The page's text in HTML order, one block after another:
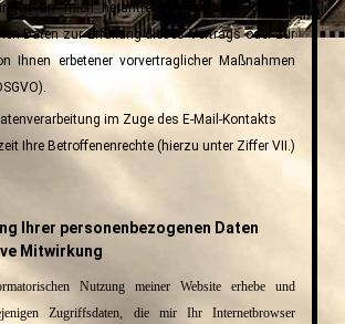
an mich herantreten, verarbeite ich Ihre
Daten zur Erfüllung dieses Vertrags oder zur
Ihnen erbetener vorvertraglicher Maßnahmen
im Zuge des E-Mail-Kontakts
Ihre Betroffenenrechte (hierzu unter Ziffer VII.)
Ihrer personenbezogenen Daten
Mitwirkung
Nutzung meiner Website erhebe und
Zugriffsdaten, die mir Ihr Internetbrowser